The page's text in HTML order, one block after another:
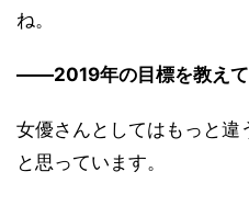
ね。
――2019年の目標を教えて
女優さんとしてはもっと違
と思っています。